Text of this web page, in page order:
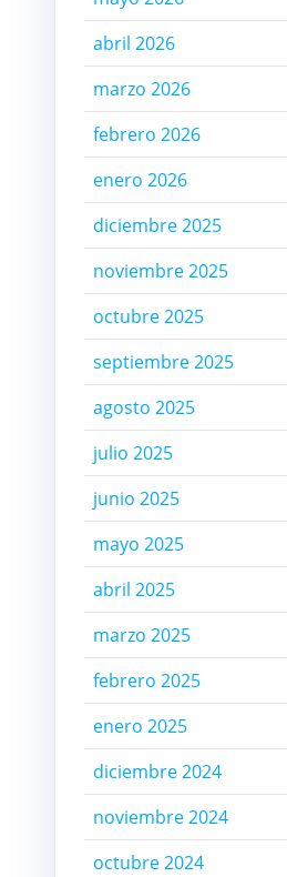
abril 2026
marzo 2026
febrero 2026
enero 2026
diciembre 2025
noviembre 2025
octubre 2025
septiembre 2025
agosto 2025
julio 2025
junio 2025
mayo 2025
abril 2025
marzo 2025
febrero 2025
enero 2025
diciembre 2024
noviembre 2024
octubre 2024